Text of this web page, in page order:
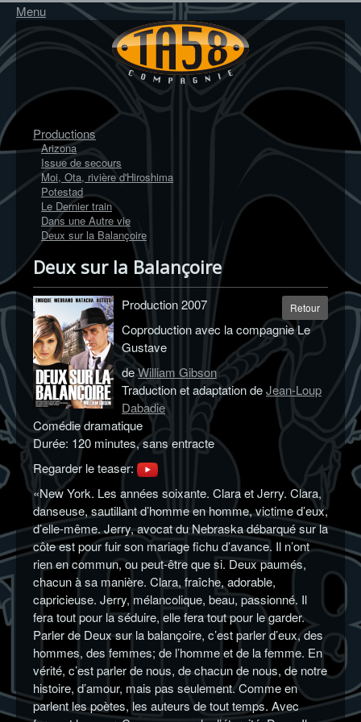
Menu
Productions
Arizona
Issue de secours
Moi, Ota, rivière d'Hiroshima
Potestad
Le Dernier train
Dans une Autre vie
Deux sur la Balançoire
Deux sur la Balançoire
Retour
Production 2007
Coproduction avec la compagnie Le
Gustave
deWilliam Gibson
Traduction et adaptation deJean-Loup
Dabadie
Comédie dramatique
Durée: 120 minutes, sans entracte
Regarder le teaser:
«New York. Les années soixante. Clara et Jerry. Clara,
danseuse, sautillant d’homme en homme, victime d’eux,
d’elle-même. Jerry, avocat du Nebraska débarqué sur la
côte est pour fuir son mariage fichu d’avance. Il n’ont
rien en commun, ou peut-être que si. Deux paumés,
chacun à sa manière. Clara, fraîche, adorable,
capricieuse. Jerry, mélancolique, beau, passionné. Il
fera tout pour la séduire, elle fera tout pour le garder.
Parler de Deux sur la balançoire, c’est parler d’eux, des
hommes, des femmes; de l’homme et de la femme. En
vérité, c’est parler de nous, de chacun de nous, de notre
histoire, d’amour, mais pas seulement. Comme en
parlent les poètes, les auteurs de tout temps. Avec